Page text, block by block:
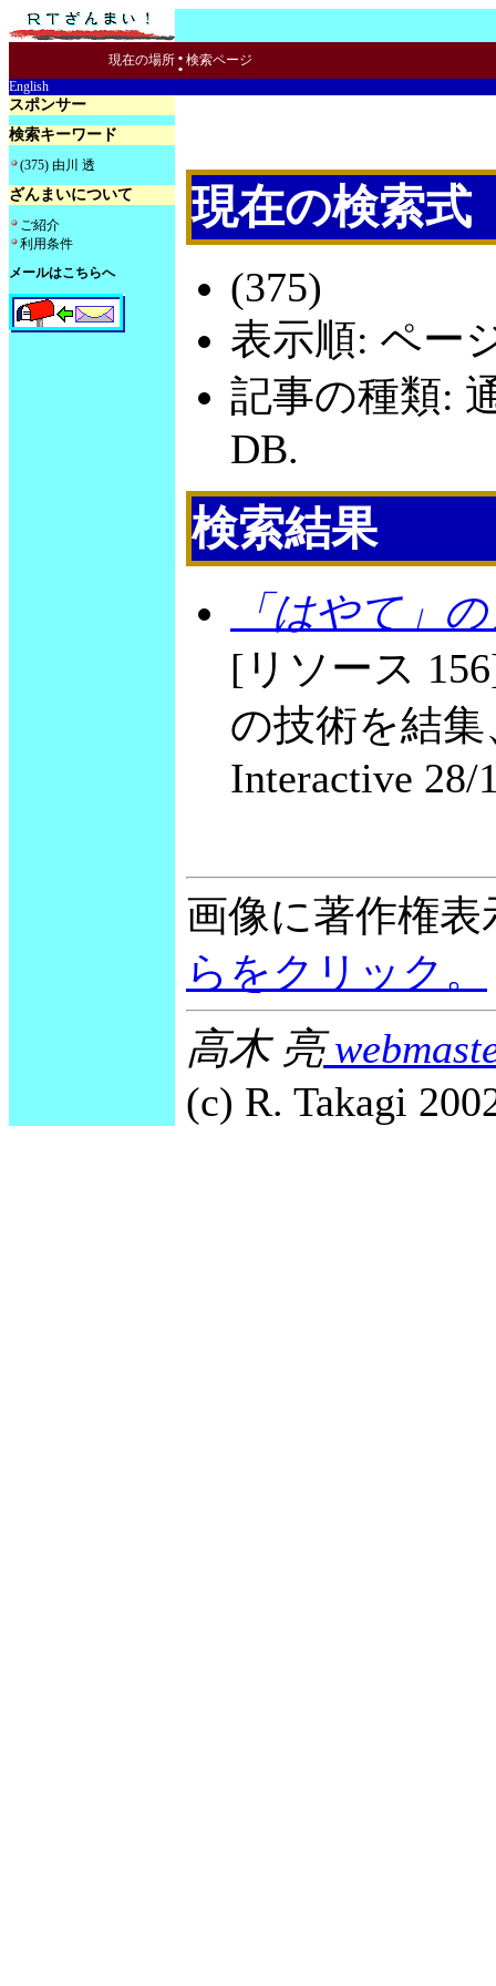
現在の場所 : 検索ページ
English
スポンサー
検索キーワード
(375) 由川 透
ざんまいについて
ご紹介
利用条件
メールはこちらへ
現在の検索式
(375)
表示順: ペー
記事の種類:
DB.
検索結果
「はやて」
[リソース
の技術を結
Interactive 28/
画像に著作権
らをクリック。
高木 亮
(c) R. Takagi